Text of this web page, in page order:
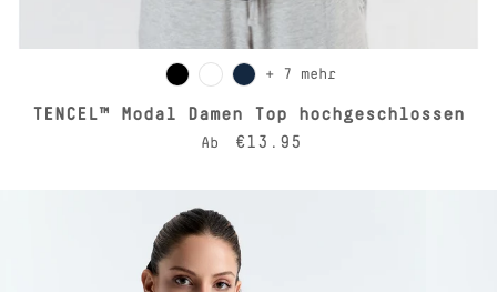
TENCEL™ Modal Damen Top hochgeschlossen
Normaler Preis
Ab €13.95
+ 7 mehr